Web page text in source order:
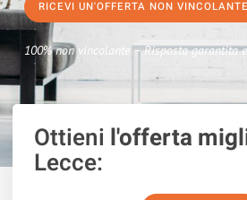
RICEVI UN'OFFERTA NON VINCOLANTE
100% non vincolante – Risposta garantita
Ottieni l'offerta
Lecce: